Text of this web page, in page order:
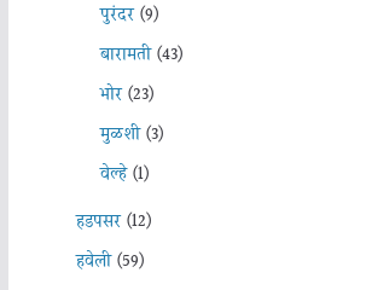
पुरंदर(9)
बारामती(43)
भोर(23)
मुळशी(3)
वेल्हे(1)
हडपसर(12)
हवेली(59)